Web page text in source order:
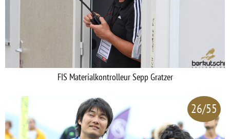
FIS Materialkontrolleur Sepp Gratzer
26/55